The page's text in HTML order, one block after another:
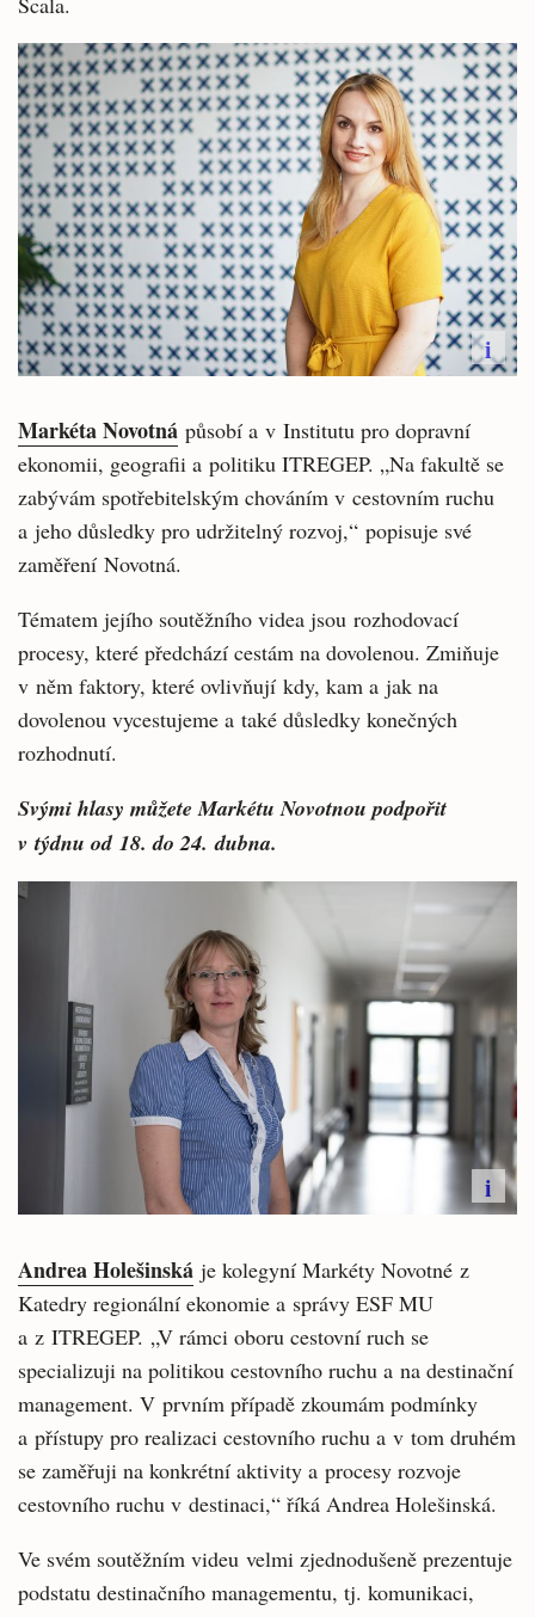
i
Markéta Novotná působí a v Institutu pro dopravní
ekonomii, geografii a politiku ITREGEP. „Na fakultě se
zabývám spotřebitelským chováním v cestovním ruchu
a jeho důsledky pro udržitelný rozvoj,“ popisuje své
zaměření Novotná.
Tématem jejího soutěžního videa jsou rozhodovací
procesy, které předchází cestám na dovolenou. Zmiňuje
v něm faktory, které ovlivňují kdy, kam a jak na
dovolenou vycestujeme a také důsledky konečných
rozhodnutí.
Svými hlasy můžete Markétu Novotnou podpořit
v týdnu od 18. do 24. dubna.
i
Andrea Holešinská je kolegyní Markéty Novotné z
Katedry regionální ekonomie a správy ESF MU
a z ITREGEP. „V rámci oboru cestovní ruch se
specializuji na politikou cestovního ruchu a na destinační
management. V prvním případě zkoumám podmínky
a přístupy pro realizaci cestovního ruchu a v tom druhém
se zaměřuji na konkrétní aktivity a procesy rozvoje
cestovního ruchu v destinaci,“ říká Andrea Holešinská.
Ve svém soutěžním videu velmi zjednodušeně prezentuje
podstatu destinačního managementu, tj. komunikaci,